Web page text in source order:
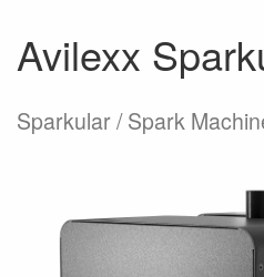
Avilexx
Sparkular / Spark